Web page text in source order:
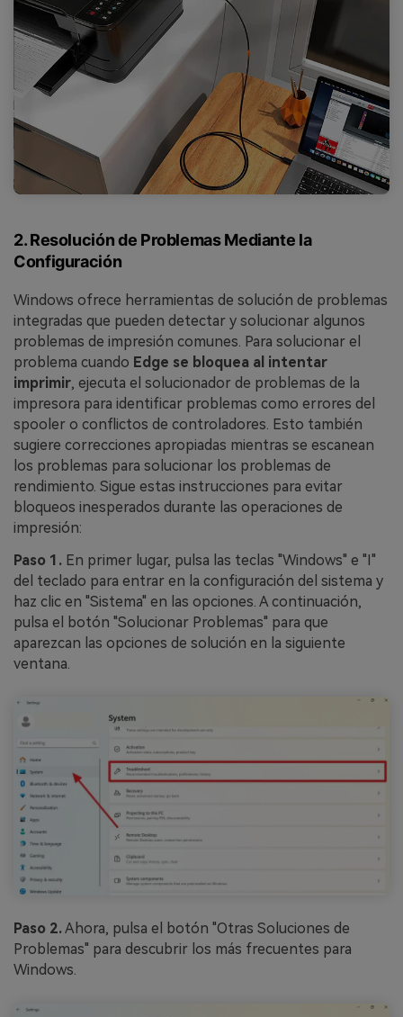
2. Resolución de Problemas Mediante la
Configuración
Windows ofrece herramientas de solución de problemas
integradas que pueden detectar y solucionar algunos
problemas de impresión comunes. Para solucionar el
problema cuando Edge se bloquea al intentar
imprimir, ejecuta el solucionador de problemas de la
impresora para identificar problemas como errores del
spooler o conflictos de controladores. Esto también
sugiere correcciones apropiadas mientras se escanean
los problemas para solucionar los problemas de
rendimiento. Sigue estas instrucciones para evitar
bloqueos inesperados durante las operaciones de
impresión:
Paso 1. En primer lugar, pulsa las teclas "Windows" e "I"
del teclado para entrar en la configuración del sistema y
haz clic en "Sistema" en las opciones. A continuación,
pulsa el botón "Solucionar Problemas" para que
aparezcan las opciones de solución en la siguiente
ventana.
Paso 2.Ahora, pulsa el botón "Otras Soluciones de
Problemas" para descubrir los más frecuentes para
Windows.